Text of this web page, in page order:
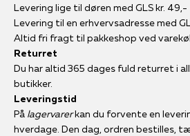
Levering lige til døren med GLS kr. 49,-
Levering til en erhvervsadresse med
Altid fri fragt til pakkeshop ved
Returret
Du har altid 365 dages fuld returret i
butikker.
Leveringstid
På lagervarerkan du forvente en
hverdage. Den dag, ordren bestilles,